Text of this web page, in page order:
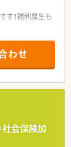
！福利厚生も
ッグストア、か
。
や中途入社の方
安心です。
指導の時間も
事が出来るの
わせ
会保険加